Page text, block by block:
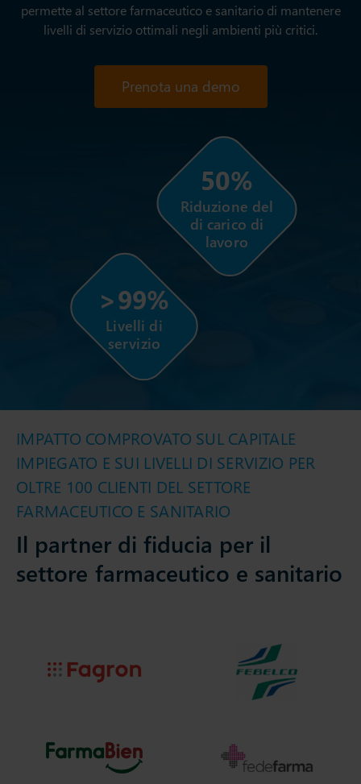
permette al settore farmaceutico e sanitario di mantenere
livelli di servizio ottimali negli ambienti più critici.
Prenota una demo
50%
Riduzione del
di carico di
lavoro
>99%
Livelli di
servizio
IMPATTO COMPROVATO SUL CAPITALE
IMPIEGATO E SUI LIVELLI DI SERVIZIO PER
OLTRE 100 CLIENTI DEL SETTORE
FARMACEUTICO E SANITARIO
Il partner di fiducia per il
settore farmaceutico e sanitario